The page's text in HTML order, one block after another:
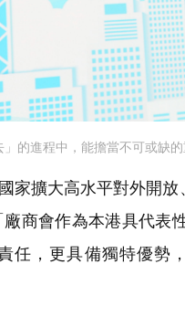
的進程中，能擔當不可或缺的
家擴大高水平對外開
商會作為本港具代表
任，更具備獨特優勢